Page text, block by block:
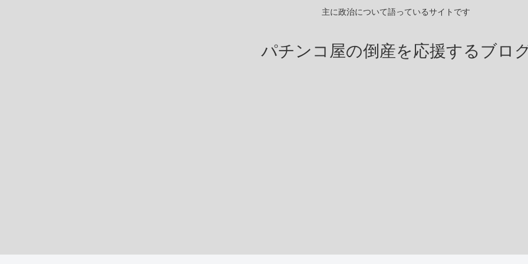
主に政治について語っているサイトです
パチンコ屋の倒産を応援するブロ